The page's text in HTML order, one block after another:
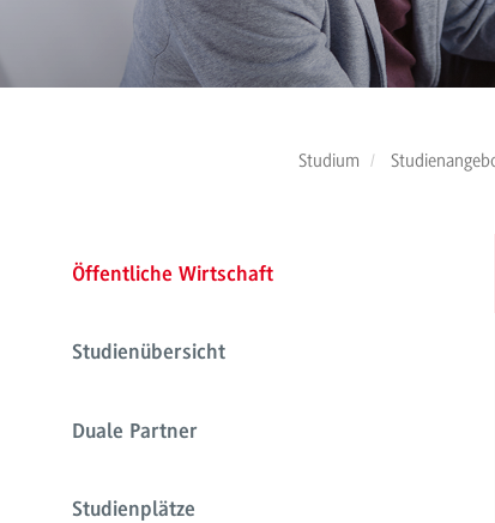
Studium
Öffentliche Wirtschaft
Studienübersicht
Duale Partner
Studienplätze